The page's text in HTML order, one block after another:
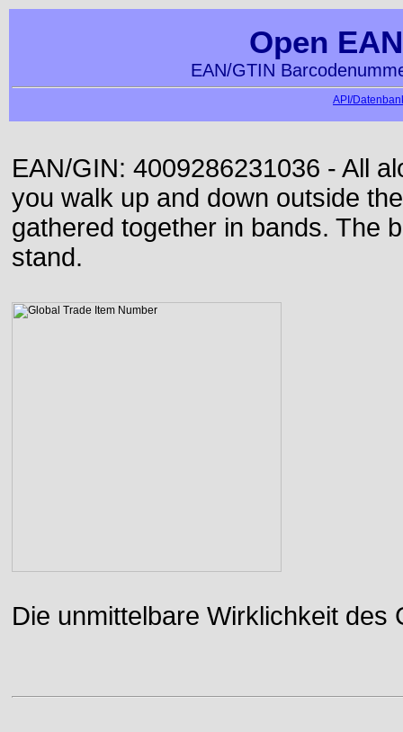
Open
EAN/GTIN
API/
EAN/GIN: 4009286231036 - All
you walk up and down outside
gathered together in bands. The
stand.
Die unmittelbare Wirklichkeit des